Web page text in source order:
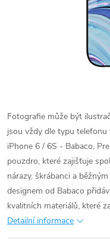
Fotografie může být
jsou vždy dle typu
iPhone 6 / 6S - Babaco,
pouzdro, které zajišťuje
nárazy, škrábanci a
designem od Babaco
kvalitních materiálů, které
Detailní informace